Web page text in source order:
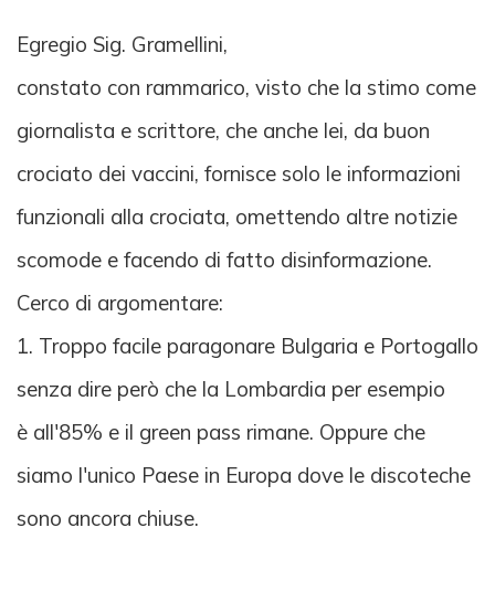
Egregio Sig. Gramellini,
constato con rammarico, visto che la stimo come
giornalista e scrittore, che anche lei, da buon
crociato dei vaccini, fornisce solo le informazioni
funzionali alla crociata, omettendo altre notizie
scomode e facendo di fatto disinformazione.
Cerco di argomentare:
1. Troppo facile paragonare Bulgaria e Portogallo
senza dire però che la Lombardia per esempio
è all'85% e il green pass rimane. Oppure che
siamo l'unico Paese in Europa dove le discoteche
sono ancora chiuse.